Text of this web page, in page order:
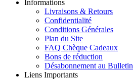
Informations
Livraisons & Retours
Confidentialité
Conditions Générales
Plan du Site
FAQ Chèque Cadeaux
Bons de réduction
Désabonnement au Bulletin
Liens Importants